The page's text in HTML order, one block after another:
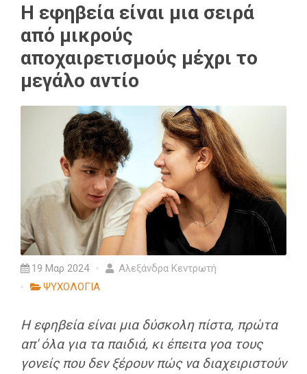
Η εφηβεία είναι μια σειρά
από μικρούς
αποχαιρετισμούς μέχρι το
μεγάλο αντίο
19 Μαρ 2024
Αλεξάνδρα Κεντρωτή
ΨΥΧΟΛΟΓΙΑ
Η εφηβεία είναι μια δύσκολη πίστα, πρώτα
απ' όλα για τα παιδιά, κι έπειτα γοα τους
γονείς που δεν ξέρουν πώς να διαχειριστούν